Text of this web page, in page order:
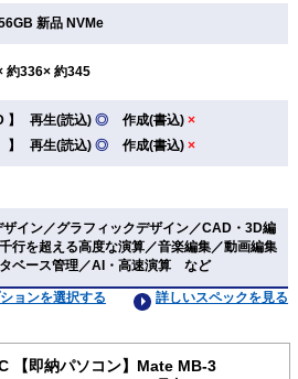
新品 NVMe
約336× 約345
】 再生(読込) ◎ 作成(書込) ×
】 再生(読込) ◎ 作成(書込) ×
イン／グラフィックデザイン／CAD・3D編
行を超える高度な演算／音楽編集／動画編集
タベース管理／AI・高速演算 など
詳しいスペックを見る
ョンを選択する
【即納パソコン】Mate MB-3